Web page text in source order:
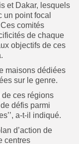
et Dakar, lesquels
point focal
comités
de chaque
objectifs de ces
maisons dédiées
sur le genre.
de ces régions
défis parmi
a-t-il indiqué.
d’action de
centres